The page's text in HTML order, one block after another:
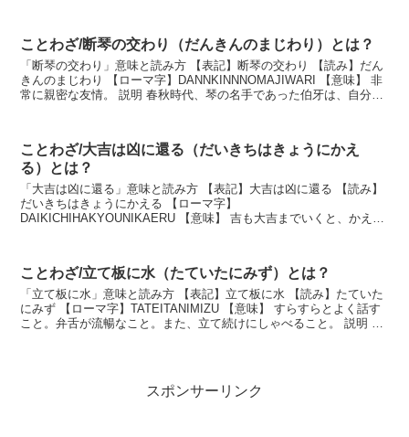
ことわざ/断琴の交わり（だんきんのまじわり）とは？
「断琴の交わり」意味と読み方 【表記】断琴の交わり 【読み】だん
きんのまじわり 【ローマ字】DANNKINNNOMAJIWARI 【意味】 非
常に親密な友情。 説明 春秋時代、琴の名手であった伯牙は、自分の
ことわざ/大吉は凶に還る（だいきちはきょうにかえ
る）とは？
「大吉は凶に還る」意味と読み方 【表記】大吉は凶に還る 【読み】
だいきちはきょうにかえる 【ローマ字】
DAIKICHIHAKYOUNIKAERU 【意味】 吉も大吉までいくと、かえっ
ことわざ/立て板に水（たていたにみず）とは？
「立て板に水」意味と読み方 【表記】立て板に水 【読み】たていた
にみず 【ローマ字】TATEITANIMIZU 【意味】 すらすらとよく話す
こと。弁舌が流暢なこと。また、立て続けにしゃべること。 説明 立
スポンサーリンク